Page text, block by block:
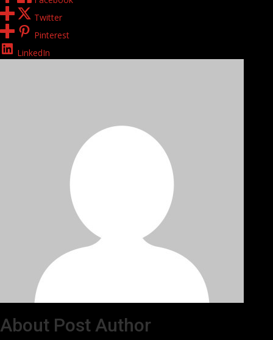
Twitter
Pinterest
LinkedIn
About Post Author